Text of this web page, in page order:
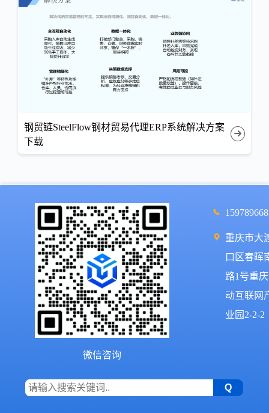
钢贸链SteelFlow钢材贸易代理ERP系统解决方案
下载
微信咨询
重庆市大
口区春晖
路1号重
动互联网
业园2-2-2